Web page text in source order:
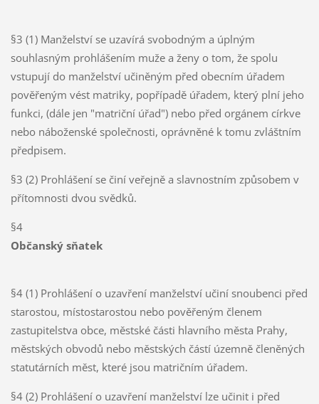
§3 (1) Manželství se uzavírá svobodným a úplným
souhlasným prohlášením muže a ženy o tom, že spolu
vstupují do manželství učiněným před obecním úřadem
pověřeným vést matriky, popřípadě úřadem, který plní jeho
funkci, (dále jen "matriční úřad") nebo před orgánem církve
nebo náboženské společnosti, oprávněné k tomu zvláštním
předpisem.
§3 (2) Prohlášení se činí veřejně a slavnostním způsobem v
přítomnosti dvou svědků.
§4
Občanský sňatek
§4 (1) Prohlášení o uzavření manželství učiní snoubenci před
starostou, místostarostou nebo pověřeným členem
zastupitelstva obce, městské části hlavního města Prahy,
městských obvodů nebo městských částí územně členěných
statutárních měst, které jsou matričním úřadem.
§4 (2) Prohlášení o uzavření manželství lze učinit i před